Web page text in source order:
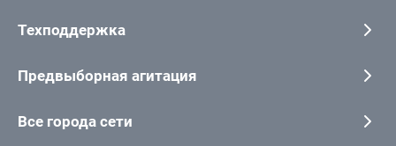
Техподдержка
Предвыборная агитация
Все города сети